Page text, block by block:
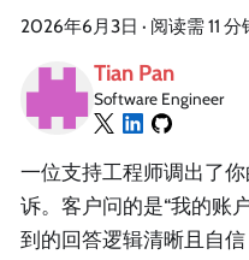
2026年6月3日 · 阅读需 11 分
Tian Pan
Software Engineer
一位支持工程师调出了
诉。客户问的是“我的账
到的回答逻辑清晰且自